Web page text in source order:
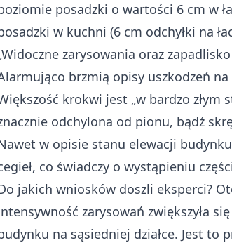
posadzki o wartości 6 cm w
w kuchni (6 cm odchyłki na
zarysowania oraz
brzmią opisy uszkodzeń
krokwi jest „w bardzo złym
odchylona od pionu, bądź
w opisie stanu elewacji
co świadczy o wystąpieniu
jakich wniosków doszli eksperci?
zarysowań zwiększyła
na sąsiedniej działce. Jest